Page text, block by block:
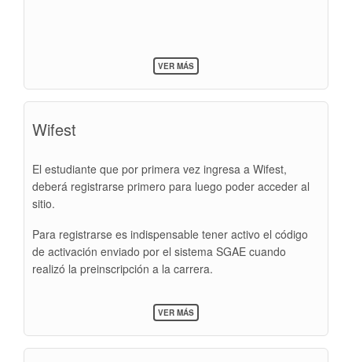
VER MÁSSOBRE
CONSTANCIA
Wifest
El estudiante que por primera vez ingresa a Wifest,
deberá registrarse primero para luego poder acceder al
sitio.
Para registrarse es indispensable tener activo el código
de activación enviado por el sistema SGAE cuando
realizó la preinscripción a la carrera.
VER MÁSSOBRE
WIFEST